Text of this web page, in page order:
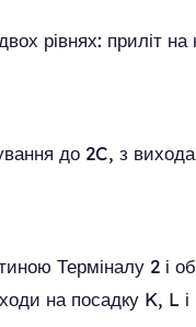
рівнях: приліт
до 2C, з
Терміналу 2 і
на посадку K, L і